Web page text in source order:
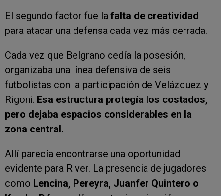
El segundo factor fue la falta de creatividad
para atacar una defensa cada vez más cerrada.
Cada vez que Belgrano cedía la posesión,
organizaba una línea defensiva de seis
futbolistas con la participación de Velázquez y
Rigoni. Esa estructura protegía los costados,
pero dejaba espacios considerables en la
zona central.
Allí parecía encontrarse una oportunidad
evidente para River. La presencia de jugadores
como Lencina, Pereyra, Juanfer Quintero o